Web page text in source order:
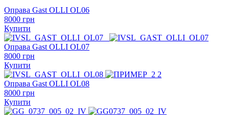
Оправа Gast OLLI OL06
8000 грн
Купити
Оправа Gast OLLI OL07
8000 грн
Купити
Оправа Gast OLLI OL08
8000 грн
Купити